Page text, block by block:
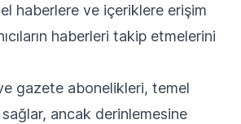
haberlere ve içeriklere erişim
haberleri takip etmelerini
gazete abonelikleri, temel
ancak derinlemesine